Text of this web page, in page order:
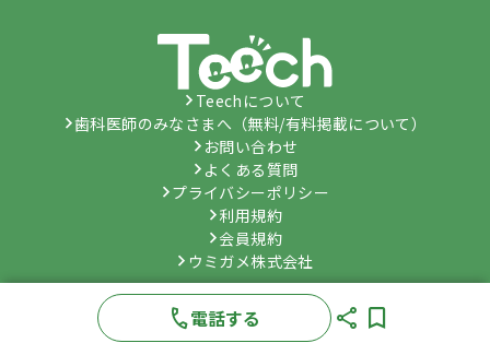
Teechについて
歯科医師のみなさまへ（無料/有料掲載について）
お問い合わせ
よくある質問
プライバシーポリシー
利用規約
会員規約
ウミガメ株式会社
© Umygame Co., Ltd. All Rights Reserved.